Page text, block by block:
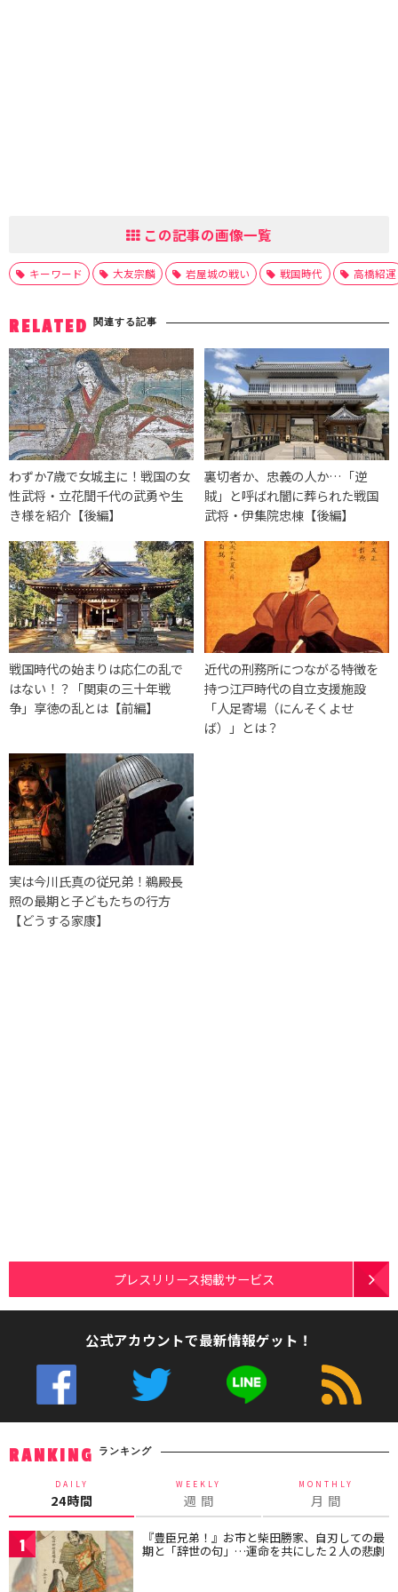
この記事の画像一覧
キーワード 大友宗麟 岩屋城の戦い 戦国時代 高橋紹運
RELATED 関連する記事
わずか7歳で女城主に！戦国の女
性武将・立花誾千代の武勇や生
き様を紹介【後編】
裏切者か、忠義の人か…「逆
賊」と呼ばれ闇に葬られた戦国
武将・伊集院忠棟【後編】
戦国時代の始まりは応仁の乱で
はない！？「関東の三十年戦
争」享徳の乱とは【前編】
近代の刑務所につながる特徴を
持つ江戸時代の自立支援施設
「人足寄場（にんそくよせ
ば）」とは？
実は今川氏真の従兄弟！鵜殿長
照の最期と子どもたちの行方
【どうする家康】
プレスリリース掲載サービス
公式アカウントで最新情報ゲット！
RANKING ランキング
DAILY
24時間
WEEKLY
週 間
MONTHLY
月 間
1 『豊臣兄弟！』お市と柴田勝家、自刃しての最
期と「辞世の句」…運命を共にした２人の悲劇